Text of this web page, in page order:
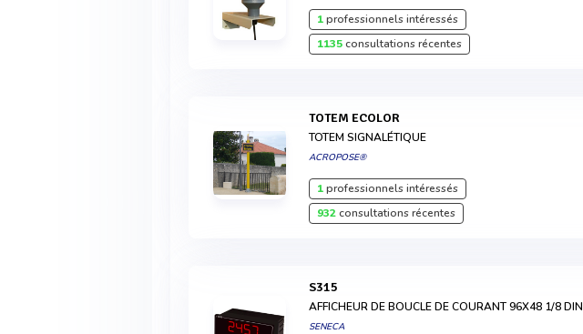
1professionnels intéressés
1135consultations récentes
TOTEM ECOLOR
TOTEM SIGNALÉTIQUE
ACROPOSE®
1professionnels intéressés
932consultations récentes
S315
AFFICHEUR DE BOUCLE DE COURANT 96X48 1/8 DIN
SENECA